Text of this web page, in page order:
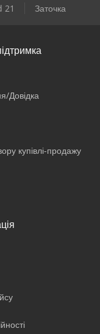
21 Заточка
Довідка
купівлі-продажу